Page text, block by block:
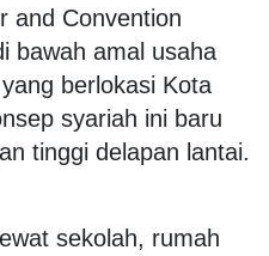
and Convention
bawah amal usaha
berlokasi Kota
syariah ini baru
tinggi delapan lantai.
sekolah, rumah